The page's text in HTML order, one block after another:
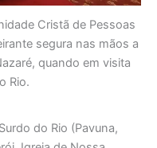
Cristã de Pessoas
segura nas mãos a
quando em visita
Rio.